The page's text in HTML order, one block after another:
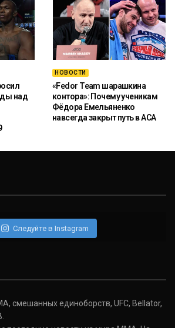
над
НОВОСТИ
«Fedor Team шарашкина
контора»: Почему ученикам
Фёдора Емельяненко
навсегда закрыт путь в ACA
Следуйте в Instagram
смешанных единоборств, UFC, Bellator,